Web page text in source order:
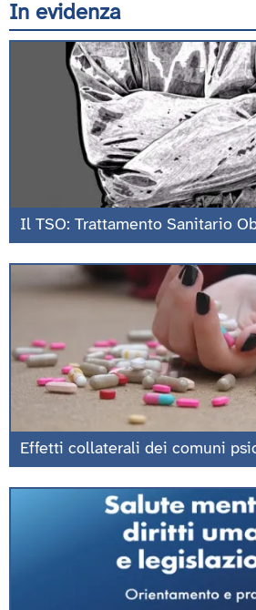
In evidenza
Il TSO: Trattamento Sanitario
Effetti collaterali dei comuni